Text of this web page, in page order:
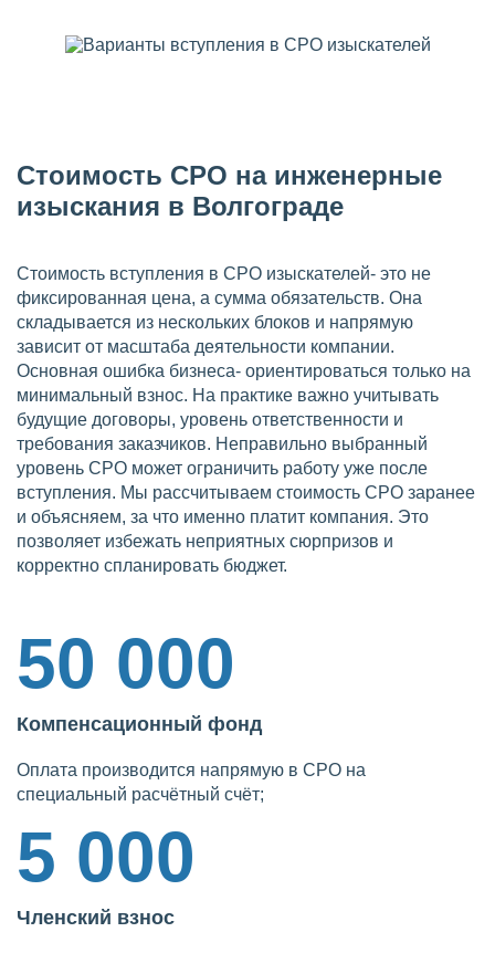
Стоимость СРО на инженерные
изыскания в Волгограде
Стоимость вступления в СРО изыскателей- это не
фиксированная цена, а сумма обязательств. Она
складывается из нескольких блоков и напрямую
зависит от масштаба деятельности компании.
Основная ошибка бизнеса- ориентироваться только на
минимальный взнос. На практике важно учитывать
будущие договоры, уровень ответственности и
требования заказчиков. Неправильно выбранный
уровень СРО может ограничить работу уже после
вступления. Мы рассчитываем стоимость СРО заранее
и объясняем, за что именно платит компания. Это
позволяет избежать неприятных сюрпризов и
корректно спланировать бюджет.
50 000
Компенсационный фонд
Оплата производится напрямую в СРО на
специальный расчётный счёт;
5 000
Членский взнос